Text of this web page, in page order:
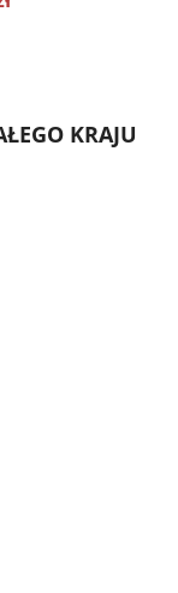
KRAJU